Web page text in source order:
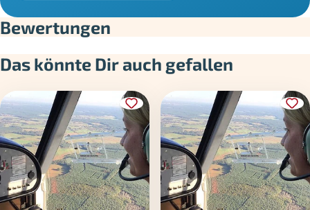
Bewertungen
Das könnte Dir auch gefallen